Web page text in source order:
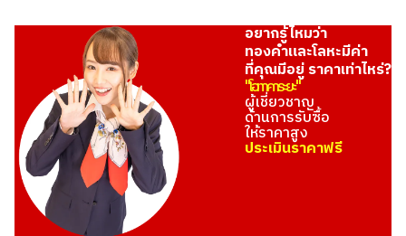
อยากรู้ไหมว่า
ทองคำและโลหะมีค่า
ที่คุณมีอยู่ ราคาเท่าไหร่?
"โอทาคาระยะ"
ผู้เชี่ยวชาญ
ด้านการรับซื้อ
ให้ราคาสูง
ประเมินราคาฟรี